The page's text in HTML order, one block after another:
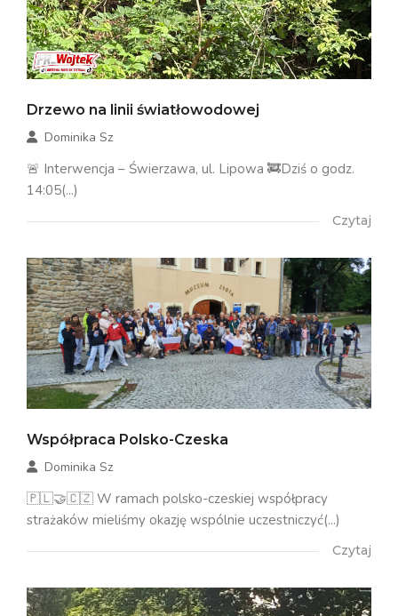
Drzewo na linii światłowodowej
Dominika Sz
🚨 Interwencja – Świerzawa, ul. Lipowa 🚒Dziś o godz.
14:05(...)
Czytaj
Współpraca Polsko-Czeska
Dominika Sz
🇵🇱🤝🇨🇿 W ramach polsko-czeskiej współpracy
strażaków mieliśmy okazję wspólnie uczestniczyć(...)
Czytaj